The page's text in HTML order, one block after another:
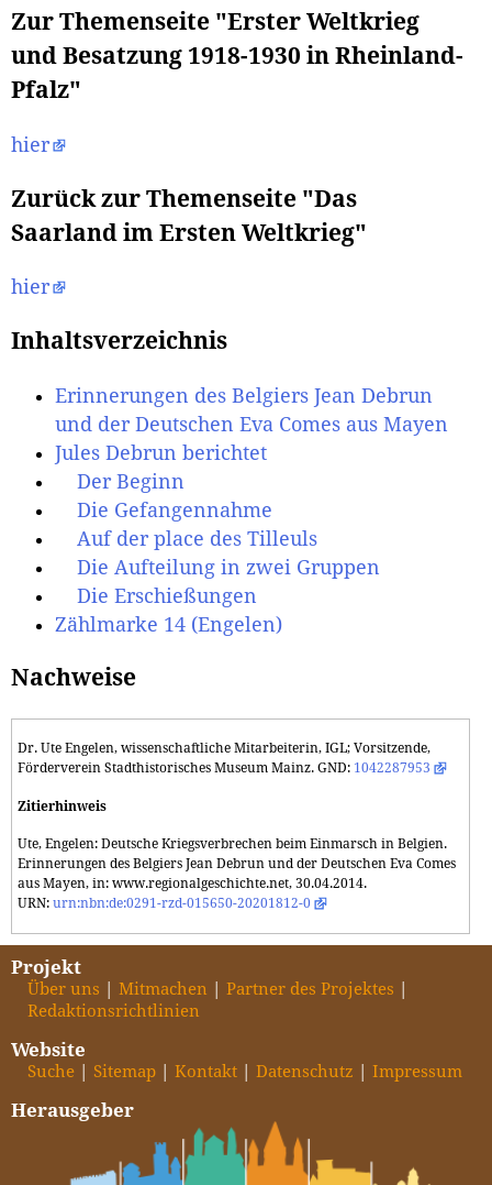
Zur Themenseite "Erster Weltkrieg
und Besatzung 1918-1930 in Rheinland-
Pfalz"
hier
Zurück zur Themenseite "Das
Saarland im Ersten Weltkrieg"
hier
Inhaltsverzeichnis
Erinnerungen des Belgiers Jean Debrun
und der Deutschen Eva Comes aus Mayen
Jules Debrun berichtet
Der Beginn
Die Gefangennahme
Auf der place des Tilleuls
Die Aufteilung in zwei Gruppen
Die Erschießungen
Zählmarke 14 (Engelen)
Nachweise
Dr. Ute Engelen, wissenschaftliche Mitarbeiterin, IGL; Vorsitzende,
Förderverein Stadthistorisches Museum Mainz. GND: 1042287953
Zitierhinweis
Ute, Engelen: Deutsche Kriegsverbrechen beim Einmarsch in Belgien.
Erinnerungen des Belgiers Jean Debrun und der Deutschen Eva Comes
aus Mayen, in: www.regionalgeschichte.net, 30.04.2014.
URN: urn:nbn:de:0291-rzd-015650-20201812-0
Projekt
Über uns Mitmachen
Partner des Projektes
Redaktionsrichtlinien
Website
Suche Sitemap Kontakt Datenschutz Impressum
Herausgeber